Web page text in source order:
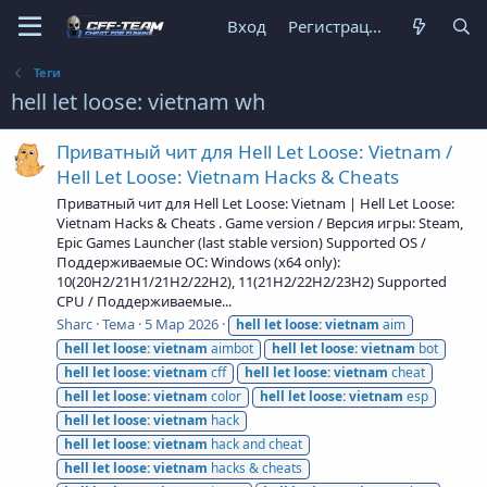
Вход Регистрация
Теги
hell let loose: vietnam wh
Приватный чит для Hell Let Loose: Vietnam /
Hell Let Loose: Vietnam Hacks & Cheats
Приватный чит для Hell Let Loose: Vietnam | Hell Let Loose:
Vietnam Hacks & Cheats . Game version / Версия игры: Steam,
Epic Games Launcher (last stable version) Supported OS /
Поддерживаемые ОС: Windows (x64 only):
10(20H2/21H1/21H2/22H2), 11(21H2/22H2/23H2) Supported
CPU / Поддерживаемые...
Sharc Тема 5 Мар 2026 hell let loose:vietnam aim
hell let loose:vietnam aimbot hell let loose:vietnam bot
hell let loose:vietnam cff hell let loose:vietnam cheat
hell let loose:vietnam color hell let loose:vietnam esp
hell let loose:vietnam hack
hell let loose:vietnam hack and cheat
hell let loose:vietnam hacks & cheats